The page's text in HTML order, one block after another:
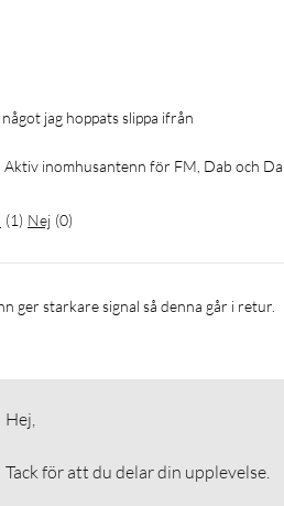
jag hoppats slippa ifrån
Aktiv inomhusantenn för FM, Dab och
(1) Nej (0)
ger starkare signal så denna går i retur.
Hej,
Tack för att du delar din upplevelse.